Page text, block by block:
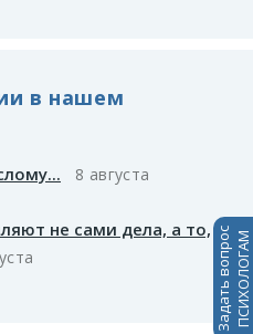
в нашем
8 августа
не сами дела, а то, Задать вопросПСИХОЛОГАМ